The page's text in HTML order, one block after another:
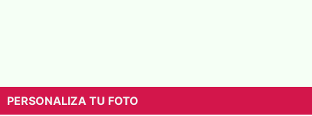
PERSONALIZA TU FOTO